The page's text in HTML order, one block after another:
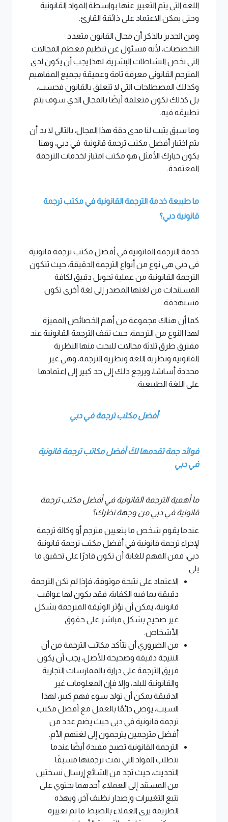
اللغة التي يتم التعبير عنها بواسطة المواد القانونية
وحتى يمكن الاعتماد على ذائقة القارئ.
ومن الجدير بالذكر أن مجال القانون متعدد
التخصصات، لأنه مسئول عن تنظيم معظم المجالات
التى تخص النشاطات البشرية، لهذا يجب أن يكون لدى
المترجم القانوني معرفة تامة وعميقة بجميع المفاهيم
وكذلك المصطلحات التي لا تتعلق بالقانون فحسب،
بل كذلك تكون متعلقة أيضًا بالمجال الذي سوف يتم
تطبيقه فيه.
وما سبق يثبت لنا مدى دقة هذا المجال، بالتالي لا بد أن
يتم اختيار أفضل مكتب ترجمة قانونية في دبي، وهنا
يكون خيارك الأمثل هو مكتب امتياز لخدمات الترجمة
المعتمدة.
ما طبيعة خدمة الترجمة القانونية في مكتب ترجمة
قانونية دبي؟
خدمة الترجمة القانونية في أفضل مكتب ترجمة قانونية
في دبي هي نوع من أنواع الترجمة الدقيقة، حيث تتكون
الترجمة القانونية من عملية تحويل دقيق لكافة
المستندات من لغتها المصدر إلى لغة أخرى تكون
مستهدفة.
كما أن هناك مجموعة من أهم الخصائص المميزة
لهذا النوع من الترجمة، حيث تقف الترجمة القانونية عند
مفترق طرق ثلاثة مجالات للبحث منها النظرية
القانونية ونظرية اللغة ونظرية الترجمة، وهي غير
محددة أساسًا، ويرجع ذلك إلى حد كبير إلى اعتمادها
على اللغة الطبيعية.
أفضل مكتب ترجمة في دبي
فوائد جمة تقدمها لكَ أفضل مكاتب ترجمة قانونية
في دبي
ما أهمية الترجمة القانونية في أفضل مكتب ترجمة
قانونية في دبي من وجهة نظرك؟
عندما يقوم شخص ما بتعيين مترجم أو وكالة ترجمة
لإجراء ترجمة قانونية في أفضل مكتب ترجمة قانونية
دبي، فمن المهم للغاية أن تكون قادرًا على تحقيق ما
يلي:
الاعتماد على نتيجة موثوقة، فإذا لم تكن الترجمة
دقيقة بما فيه الكفاية، فقد يكون لها عواقب
قانونية، يمكن أن تؤثر الوثيقة المترجمة بشكل
غير صحيح بشكل مباشر على حقوق
الأشخاص.
من الضروري أن تتأكد مكاتب الترجمة من أن
النتيجة دقيقة وصحيحة للأصل، يجب أن يكون
فريق الترجمة على دراية بالممارسات التجارية
والقانونية للبلد، وإلا فإن المعلومات غير
الدقيقة يمكن أن تولد سوء فهم كبير، لهذا
السبب، يوصى دائمًا بالعمل مع أفضل مكتب
ترجمة قانونية في دبي حيث يضم عدد من
أفضل مترجمين يترجمون إلى لغتهم الأم.
الترجمة القانونية تصبح مفيدة أيضًا عندما
تتطلب المواد التي تمت ترجمتها مسبقًا
التحديث، حيث تجد من الشائع إرسال نسختين
من المستند إلى العملاء، أحدهما يحتوي على
تتبع التغييرات وإصدار نظيف آخر، وبهذه
الطريقة يرى العملاء بالضبط ما تم تغييره